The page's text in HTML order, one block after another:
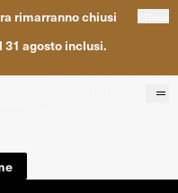
rimarrannochiusi
31 agosto inclusi.